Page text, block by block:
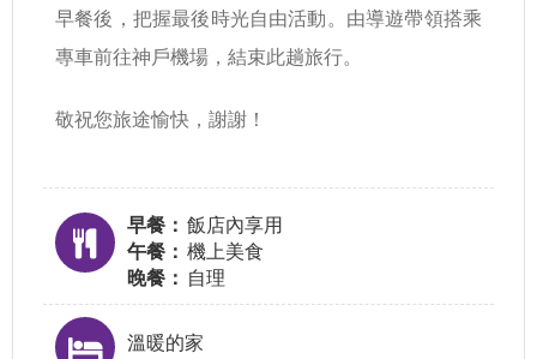
早餐後，把握最後時光自由活動。由導遊帶領搭乘
專車前往神戶機場，結束此趟旅行。
敬祝您旅途愉快，謝謝！
早餐： 飯店內享用
午餐： 機上美食
晚餐： 自理
溫暖的家